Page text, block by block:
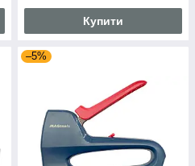
Купити
–5%